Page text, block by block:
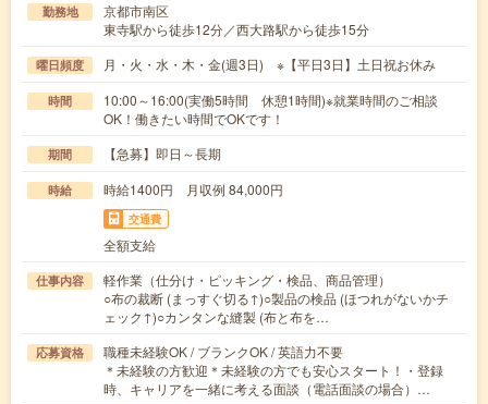
勤務地
京都市南区
東寺駅から徒歩12分／西大路駅から徒歩15分
曜日頻度 月・火・水・木・金(週3日) ※【平日3日】土日祝お休み
時間
10:00～16:00(実働5時間 休憩1時間)※就業時間のご相談
OK！働きたい時間でOKです！
期間 【急募】即日～長期
時給 時給1400円 月収例 84,000円
交通費
全額支給
仕事内容
軽作業（仕分け・ピッキング・検品、商品管理）
○布の裁断 (まっすぐ切る↑)○製品の検品 (ほつれがないかチ
ェック↑)○カンタンな縫製 (布と布を…
応募資格
職種未経験OK / ブランクOK / 英語力不要
＊未経験の方歓迎＊未経験の方でも安心スタート！・登録
時、キャリアを一緒に考える面談（電話面談の場合）…